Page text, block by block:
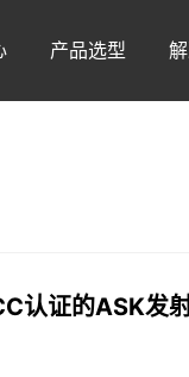
产品选型
认证的ASK发